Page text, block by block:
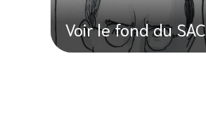
Voir le fond du SAC